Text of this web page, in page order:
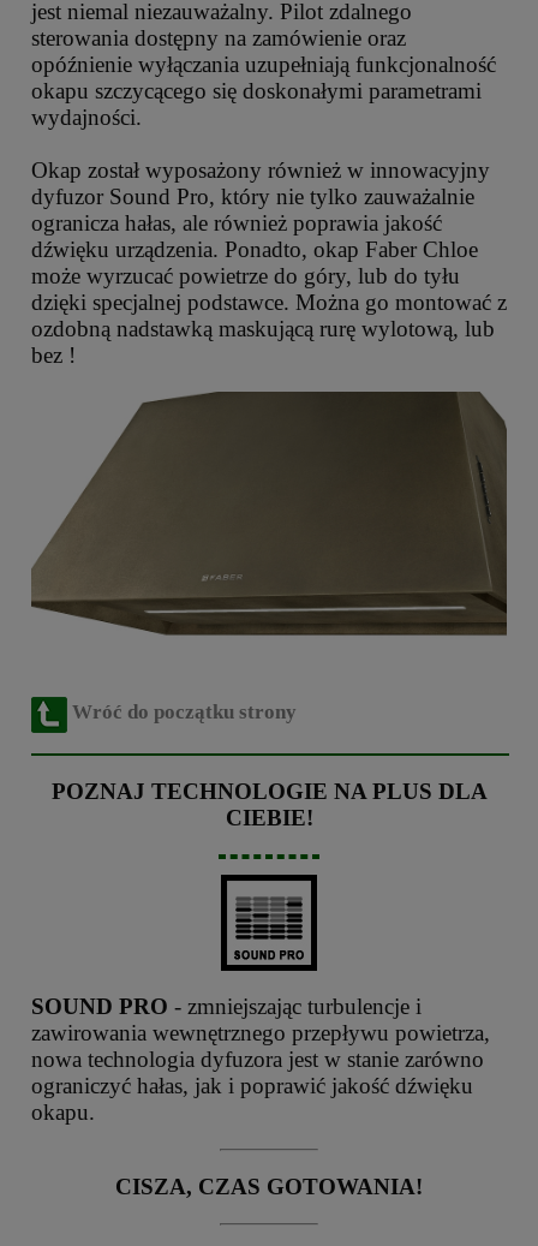
jest niemal niezauważalny. Pilot zdalnego
sterowania dostępny na zamówienie oraz
opóźnienie wyłączania uzupełniają funkcjonalność
okapu szczycącego się doskonałymi parametrami
wydajności.
Okap został wyposażony również w innowacyjny
dyfuzor Sound Pro, który nie tylko zauważalnie
ogranicza hałas, ale również poprawia jakość
dźwięku urządzenia. Ponadto, okap Faber Chloe
może wyrzucać powietrze do góry, lub do tyłu
dzięki specjalnej podstawce. Można go montować z
ozdobną nadstawką maskującą rurę wylotową, lub
bez !
Wróć do początku strony
POZNAJ TECHNOLOGIE NA PLUS DLA
CIEBIE!
SOUND PRO - zmniejszając turbulencje i
zawirowania wewnętrznego przepływu powietrza,
nowa technologia dyfuzora jest w stanie zarówno
ograniczyć hałas, jak i poprawić jakość dźwięku
okapu.
CISZA, CZAS GOTOWANIA!